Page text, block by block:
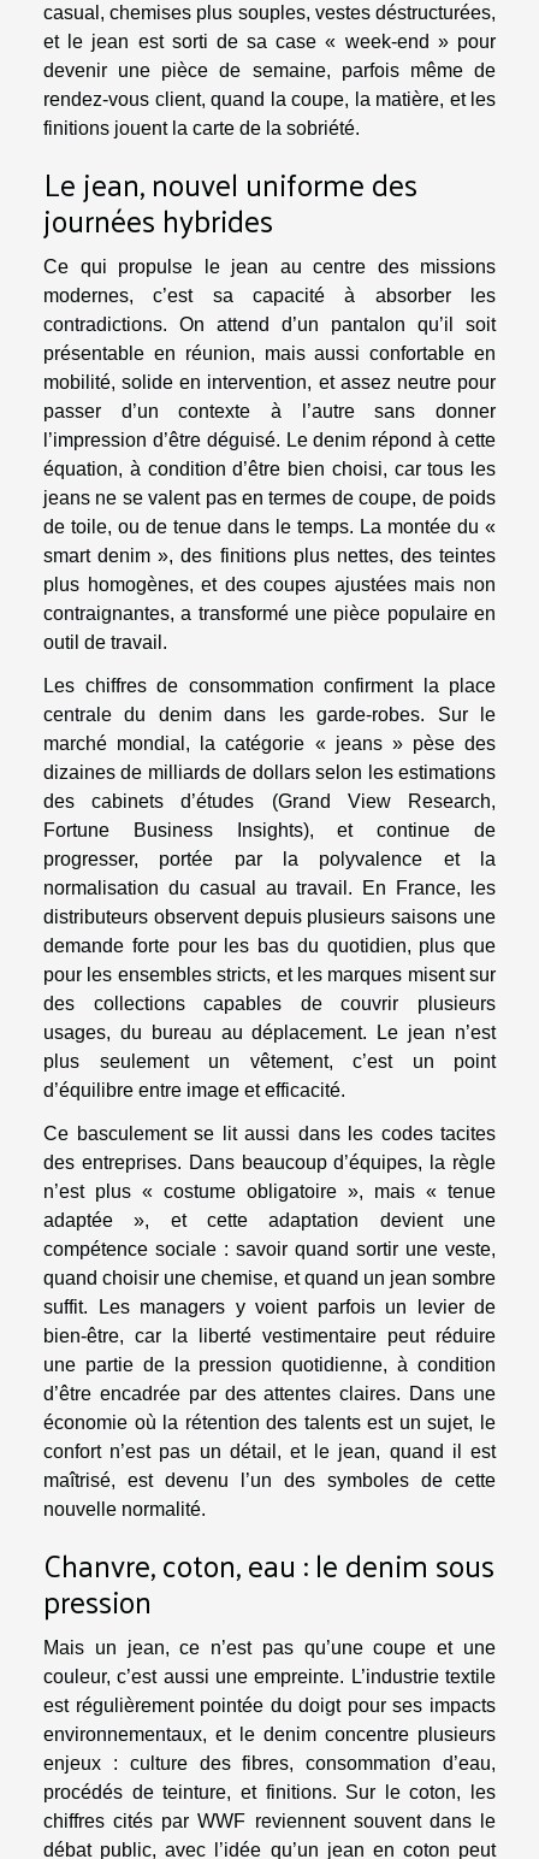
casual, chemises plus souples, vestes déstructurées,
et le jean est sorti de sa case « week-end » pour
devenir une pièce de semaine, parfois même de
rendez-vous client, quand la coupe, la matière, et les
finitions jouent la carte de la sobriété.
Le jean, nouvel uniforme des
journées hybrides
Ce qui propulse le jean au centre des missions
modernes, c’est sa capacité à absorber les
contradictions. On attend d’un pantalon qu’il soit
présentable en réunion, mais aussi confortable en
mobilité, solide en intervention, et assez neutre pour
passer d’un contexte à l’autre sans donner
l’impression d’être déguisé. Le denim répond à cette
équation, à condition d’être bien choisi, car tous les
jeans ne se valent pas en termes de coupe, de poids
de toile, ou de tenue dans le temps. La montée du «
smart denim », des finitions plus nettes, des teintes
plus homogènes, et des coupes ajustées mais non
contraignantes, a transformé une pièce populaire en
outil de travail.
Les chiffres de consommation confirment la place
centrale du denim dans les garde-robes. Sur le
marché mondial, la catégorie « jeans » pèse des
dizaines de milliards de dollars selon les estimations
des cabinets d’études (Grand View Research,
Fortune Business Insights), et continue de
progresser, portée par la polyvalence et la
normalisation du casual au travail. En France, les
distributeurs observent depuis plusieurs saisons une
demande forte pour les bas du quotidien, plus que
pour les ensembles stricts, et les marques misent sur
des collections capables de couvrir plusieurs
usages, du bureau au déplacement. Le jean n’est
plus seulement un vêtement, c’est un point
d’équilibre entre image et efficacité.
Ce basculement se lit aussi dans les codes tacites
des entreprises. Dans beaucoup d’équipes, la règle
n’est plus « costume obligatoire », mais « tenue
adaptée », et cette adaptation devient une
compétence sociale : savoir quand sortir une veste,
quand choisir une chemise, et quand un jean sombre
suffit. Les managers y voient parfois un levier de
bien-être, car la liberté vestimentaire peut réduire
une partie de la pression quotidienne, à condition
d’être encadrée par des attentes claires. Dans une
économie où la rétention des talents est un sujet, le
confort n’est pas un détail, et le jean, quand il est
maîtrisé, est devenu l’un des symboles de cette
nouvelle normalité.
Chanvre, coton, eau : le denim sous
pression
Mais un jean, ce n’est pas qu’une coupe et une
couleur, c’est aussi une empreinte. L’industrie textile
est régulièrement pointée du doigt pour ses impacts
environnementaux, et le denim concentre plusieurs
enjeux : culture des fibres, consommation d’eau,
procédés de teinture, et finitions. Sur le coton, les
chiffres cités par WWF reviennent souvent dans le
débat public, avec l’idée qu’un jean en coton peut